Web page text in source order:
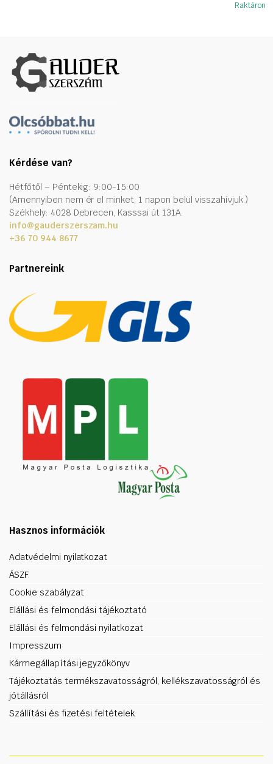
Raktáron
Kérdése van?
Hétfőtől – Péntekig: 9:00-15:00
(Amennyiben nem ér el minket, 1 napon belül visszahívjuk.)
Székhely: 4028 Debrecen, Kasssai út 131A.
info@gauderszerszam.hu
+36 70 944 8677
Partnereink
Hasznos információk
Adatvédelmi nyilatkozat
ÁSZF
Cookie szabályzat
Elállási és felmondási tájékoztató
Elállási és felmondási nyilatkozat
Impresszum
Kármegállapítási jegyzőkönyv
Tájékoztatás termékszavatosságról, kellékszavatosságról és
jótállásról
Szállítási és fizetési feltételek